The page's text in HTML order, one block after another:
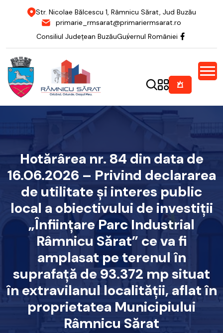
Str. Nicolae Bălcescu 1, Râmnicu Sărat, Jud Buzău
primarie_rmsarat@primariermsarat.ro
Consiliul Județean BuzăuGuvernul României
Hotărârea nr. 84 din data de
16.06.2026 – Privind declararea
de utilitate și interes public
local a obiectivului de investiții
„Înființare Parc Industrial
Râmnicu Sărat” ce va fi
amplasat pe terenul în
suprafață de 93.372 mp situat
în extravilanul localității, aflat în
proprietatea Municipiului
Râmnicu Sărat